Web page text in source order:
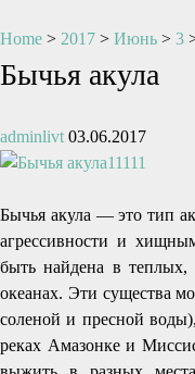
Home > 2017 > Июнь > 3
Бычья акула
adminlivt 03.06.2017
Бычья акула — это тип
агрессивноcти и
быть найдена в
океанах. Эти существа
соленой и пресной
реках Амазонке и